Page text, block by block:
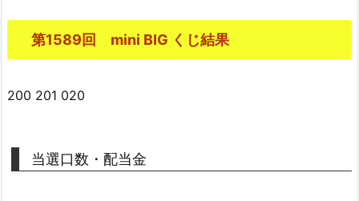
第1589回 mini BIG くじ結果
200 201 020
当選口数・配当金